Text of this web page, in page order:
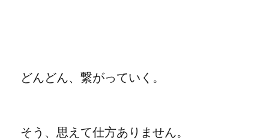
どんどん、繋がっていく。
そう、思えて仕方ありません。